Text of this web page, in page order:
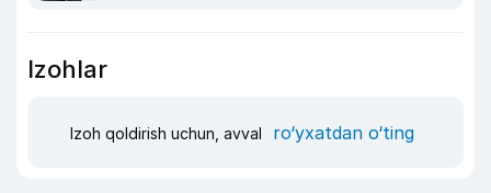
Izohlar
Izoh qoldirish uchun, avval ro‘yxatdan o‘ting